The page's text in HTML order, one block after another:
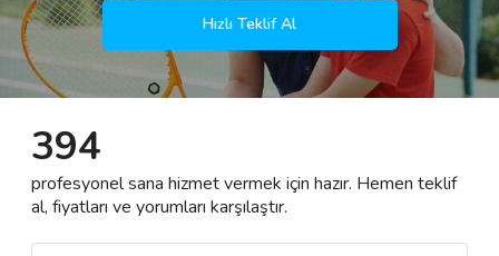
Kategoriler
🎈 Biz Kimiz?
🧐 Nasıl Çalışır?
Hızlı Teklif Al
394
profesyonel sana hizmet vermek için hazır. Hemen teklif
al, fiyatları ve yorumları karşılaştır.